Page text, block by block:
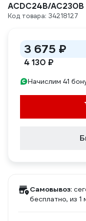
ACDC24B/
Код товара: 34218127
3 675 ₽
4 130 ₽
Начислим 41
Самовывоз:
бесплатно, из 1